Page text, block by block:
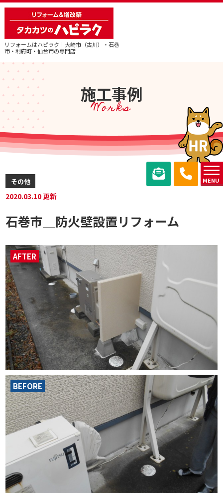
リフォームはハピラク｜大崎市（古川）・石巻
市・利府町・仙台市の専門店
MENU
施工事例
Works
その他
2020.03.10 更新
石巻市＿防火壁設置リフォーム
AFTER
BEFORE